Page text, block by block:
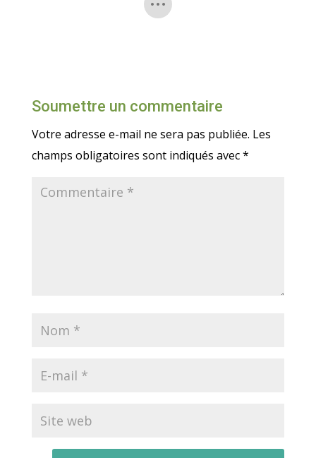
Soumettre un commentaire
Votre adresse e-mail ne sera pas publiée. Les
champs obligatoires sont indiqués avec*